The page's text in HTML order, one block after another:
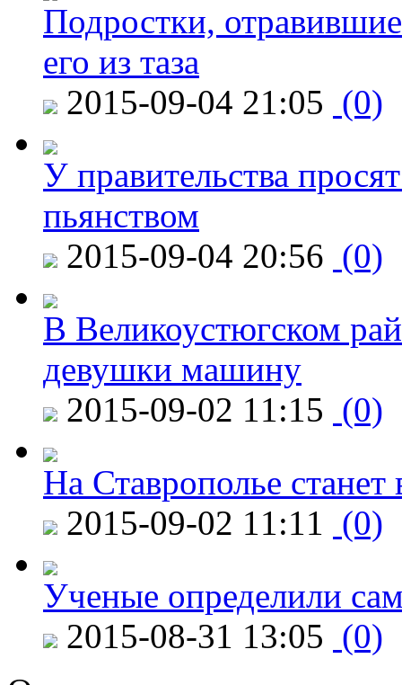
Подростки,
его из таза
2015-09-04 21:05 (0)
У правительства
пьянством
2015-09-04 20:56 (0)
В Великоустюгском
девушки машину
2015-09-02 11:15 (0)
На Ставрополье
2015-09-02 11:11 (0)
Ученые определили
2015-08-31 13:05 (0)